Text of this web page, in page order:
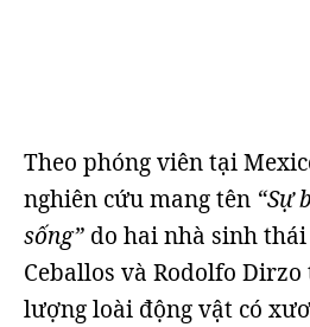
Theo phóng viên tại
nghiên cứu mang tên “Sự
sống” do hai nhà sinh
Ceballos và Rodolfo
lượng loài động vật có